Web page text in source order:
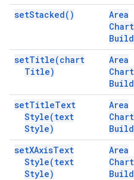
setStacked( )
Area
Chart
setTitle(chart
Title)
Area
Chart
setTitleText
Style(text
Style)
Area
Chart
setXAxisText
Style(text
Style)
Area
Chart